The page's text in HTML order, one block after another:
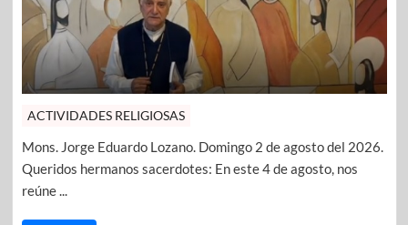
ACTIVIDADES RELIGIOSAS
Mons. Jorge Eduardo Lozano. Domingo 2 de agosto del 2026.
Queridos hermanos sacerdotes: En este 4 de agosto, nos
reúne ...